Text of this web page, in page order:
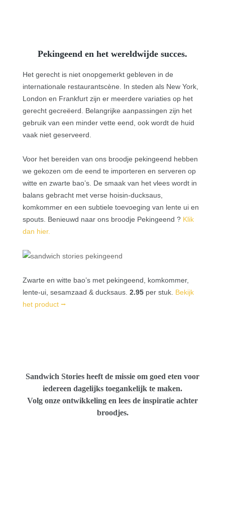
Pekingeend en het wereldwijde succes.
Het gerecht is niet onopgemerkt gebleven in de
internationale restaurantscène. In steden als New York,
London en Frankfurt zijn er meerdere variaties op het
gerecht gecreëerd. Belangrijke aanpassingen zijn het
gebruik van een minder vette eend, ook wordt de huid
vaak niet geserveerd.
Voor het bereiden van ons broodje pekingeend hebben
we gekozen om de eend te importeren en serveren op
witte en zwarte bao’s. De smaak van het vlees wordt in
balans gebracht met verse hoisin-ducksaus,
komkommer en een subtiele toevoeging van lente ui en
spouts. Benieuwd naar ons broodje Pekingeend ? Klik
dan hier.
Zwarte en witte bao’s met pekingeend, komkommer,
lente-ui, sesamzaad & ducksaus. 2.95 per stuk. Bekijk
het product ⭢
Sandwich Stories heeft de missie om goed eten voor
iedereen dagelijks toegankelijk te maken.
Volg onze ontwikkeling en lees de inspiratie achter
broodjes.